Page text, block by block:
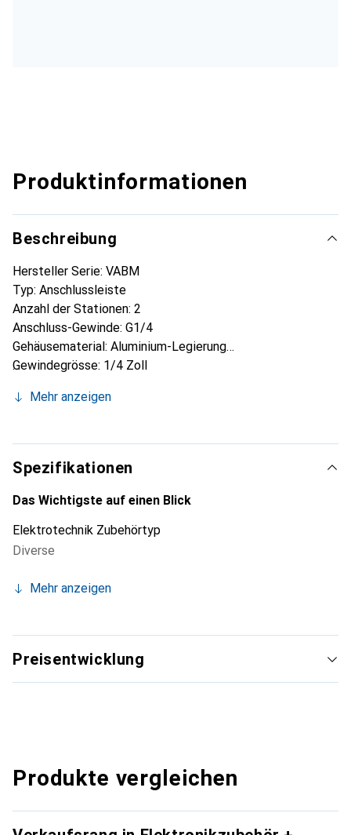
Produktinformationen
Beschreibung
Hersteller Serie: VABM
Typ: Anschlussleiste
Anzahl der Stationen: 2
Anschluss-Gewinde: G1/4
Gehäusematerial: Aluminium-Legierung
Gewindegrösse: 1/4 Zoll
Zur Verwendung mit: Sockelventile der Serie VUVG-B
Mehr anzeigen
Spezifikationen
Das Wichtigste auf einen Blick
Elektrotechnik Zubehörtyp
Diverse
Mehr anzeigen
Preisentwicklung
Produkte vergleichen